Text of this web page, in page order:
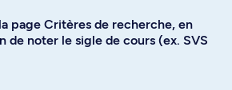
page Critères de recherche, en
de noter le sigle de cours (ex. SVS